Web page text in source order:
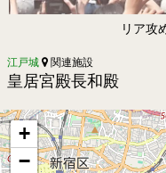
リア攻
江戸城 関連施設
皇居宮殿長和殿
+
−